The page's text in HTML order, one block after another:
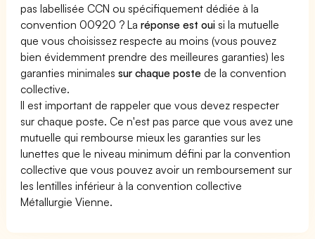
pas labellisée CCN ou spécifiquement dédiée à la
convention 00920 ? Laréponse est oui si la mutuelle
que vous choisissez respecte au moins (vous pouvez
bien évidemment prendre des meilleures garanties) les
garanties minimalessur chaque poste de la convention
collective.
Il est important de rappeler que vous devez respecter
sur chaque poste. Ce n'est pas parce que vous avez une
mutuelle qui rembourse mieux les garanties sur les
lunettes que le niveau minimum défini par la convention
collective que vous pouvez avoir un remboursement sur
les lentilles inférieur à la convention collective
Métallurgie Vienne.